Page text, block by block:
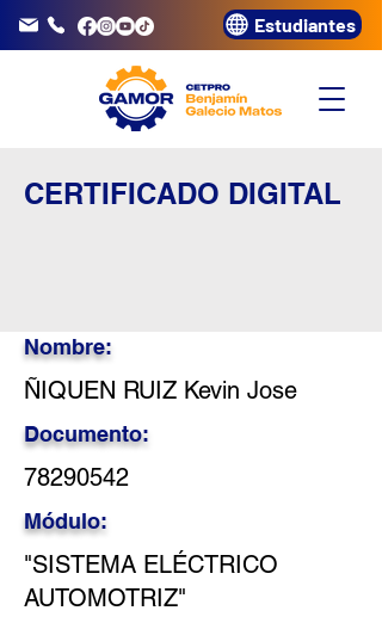
3320072 Estudiantes
CERTIFICADO DIGITAL
Nombre:
ÑIQUEN RUIZ Kevin Jose
Documento:
78290542
Módulo:
"SISTEMA ELÉCTRICO
AUTOMOTRIZ"